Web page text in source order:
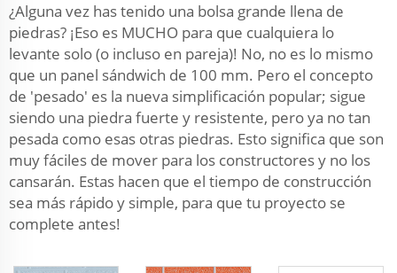
¿Alguna vez has tenido una bolsa grande llena de
piedras? ¡Eso es MUCHO para que cualquiera lo
levante solo (o incluso en pareja)! No, no es lo mismo
que un panel sándwich de 100 mm. Pero el concepto
de 'pesado' es la nueva simplificación popular; sigue
siendo una piedra fuerte y resistente, pero ya no tan
pesada como esas otras piedras. Esto significa que son
muy fáciles de mover para los constructores y no los
cansarán. Estas hacen que el tiempo de construcción
sea más rápido y simple, para que tu proyecto se
complete antes!